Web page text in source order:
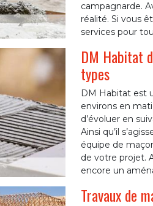
campagnarde.
réalité. Si vous
services pour
DM Habitat
types
DM Habitat est
environs en
d’évoluer en
Ainsi qu’il
équipe de
de votre projet.
encore un
Travaux de